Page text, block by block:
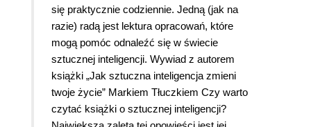
się praktycznie codziennie. Jedną (jak na
razie) radą jest lektura opracowań, które
mogą pomóc odnaleźć się w świecie
sztucznej inteligencji. Wywiad z autorem
książki „Jak sztuczna inteligencja zmieni
twoje życie” Markiem Tłuczkiem Czy warto
czytać książki o sztucznej inteligencji?